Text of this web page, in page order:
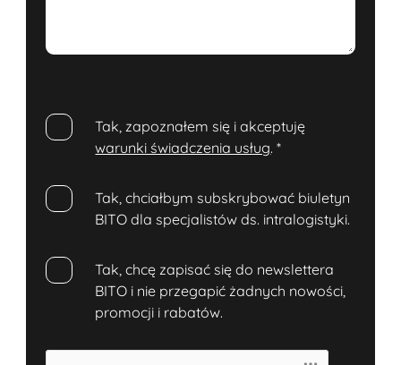
Tak, zapoznałem się i akceptuję
warunki świadczenia usług.*
Tak, chciałbym subskrybować biuletyn
BITO dla specjalistów ds. intralogistyki.
Tak, chcę zapisać się do newslettera
BITO i nie przegapić żadnych nowości,
promocji i rabatów.